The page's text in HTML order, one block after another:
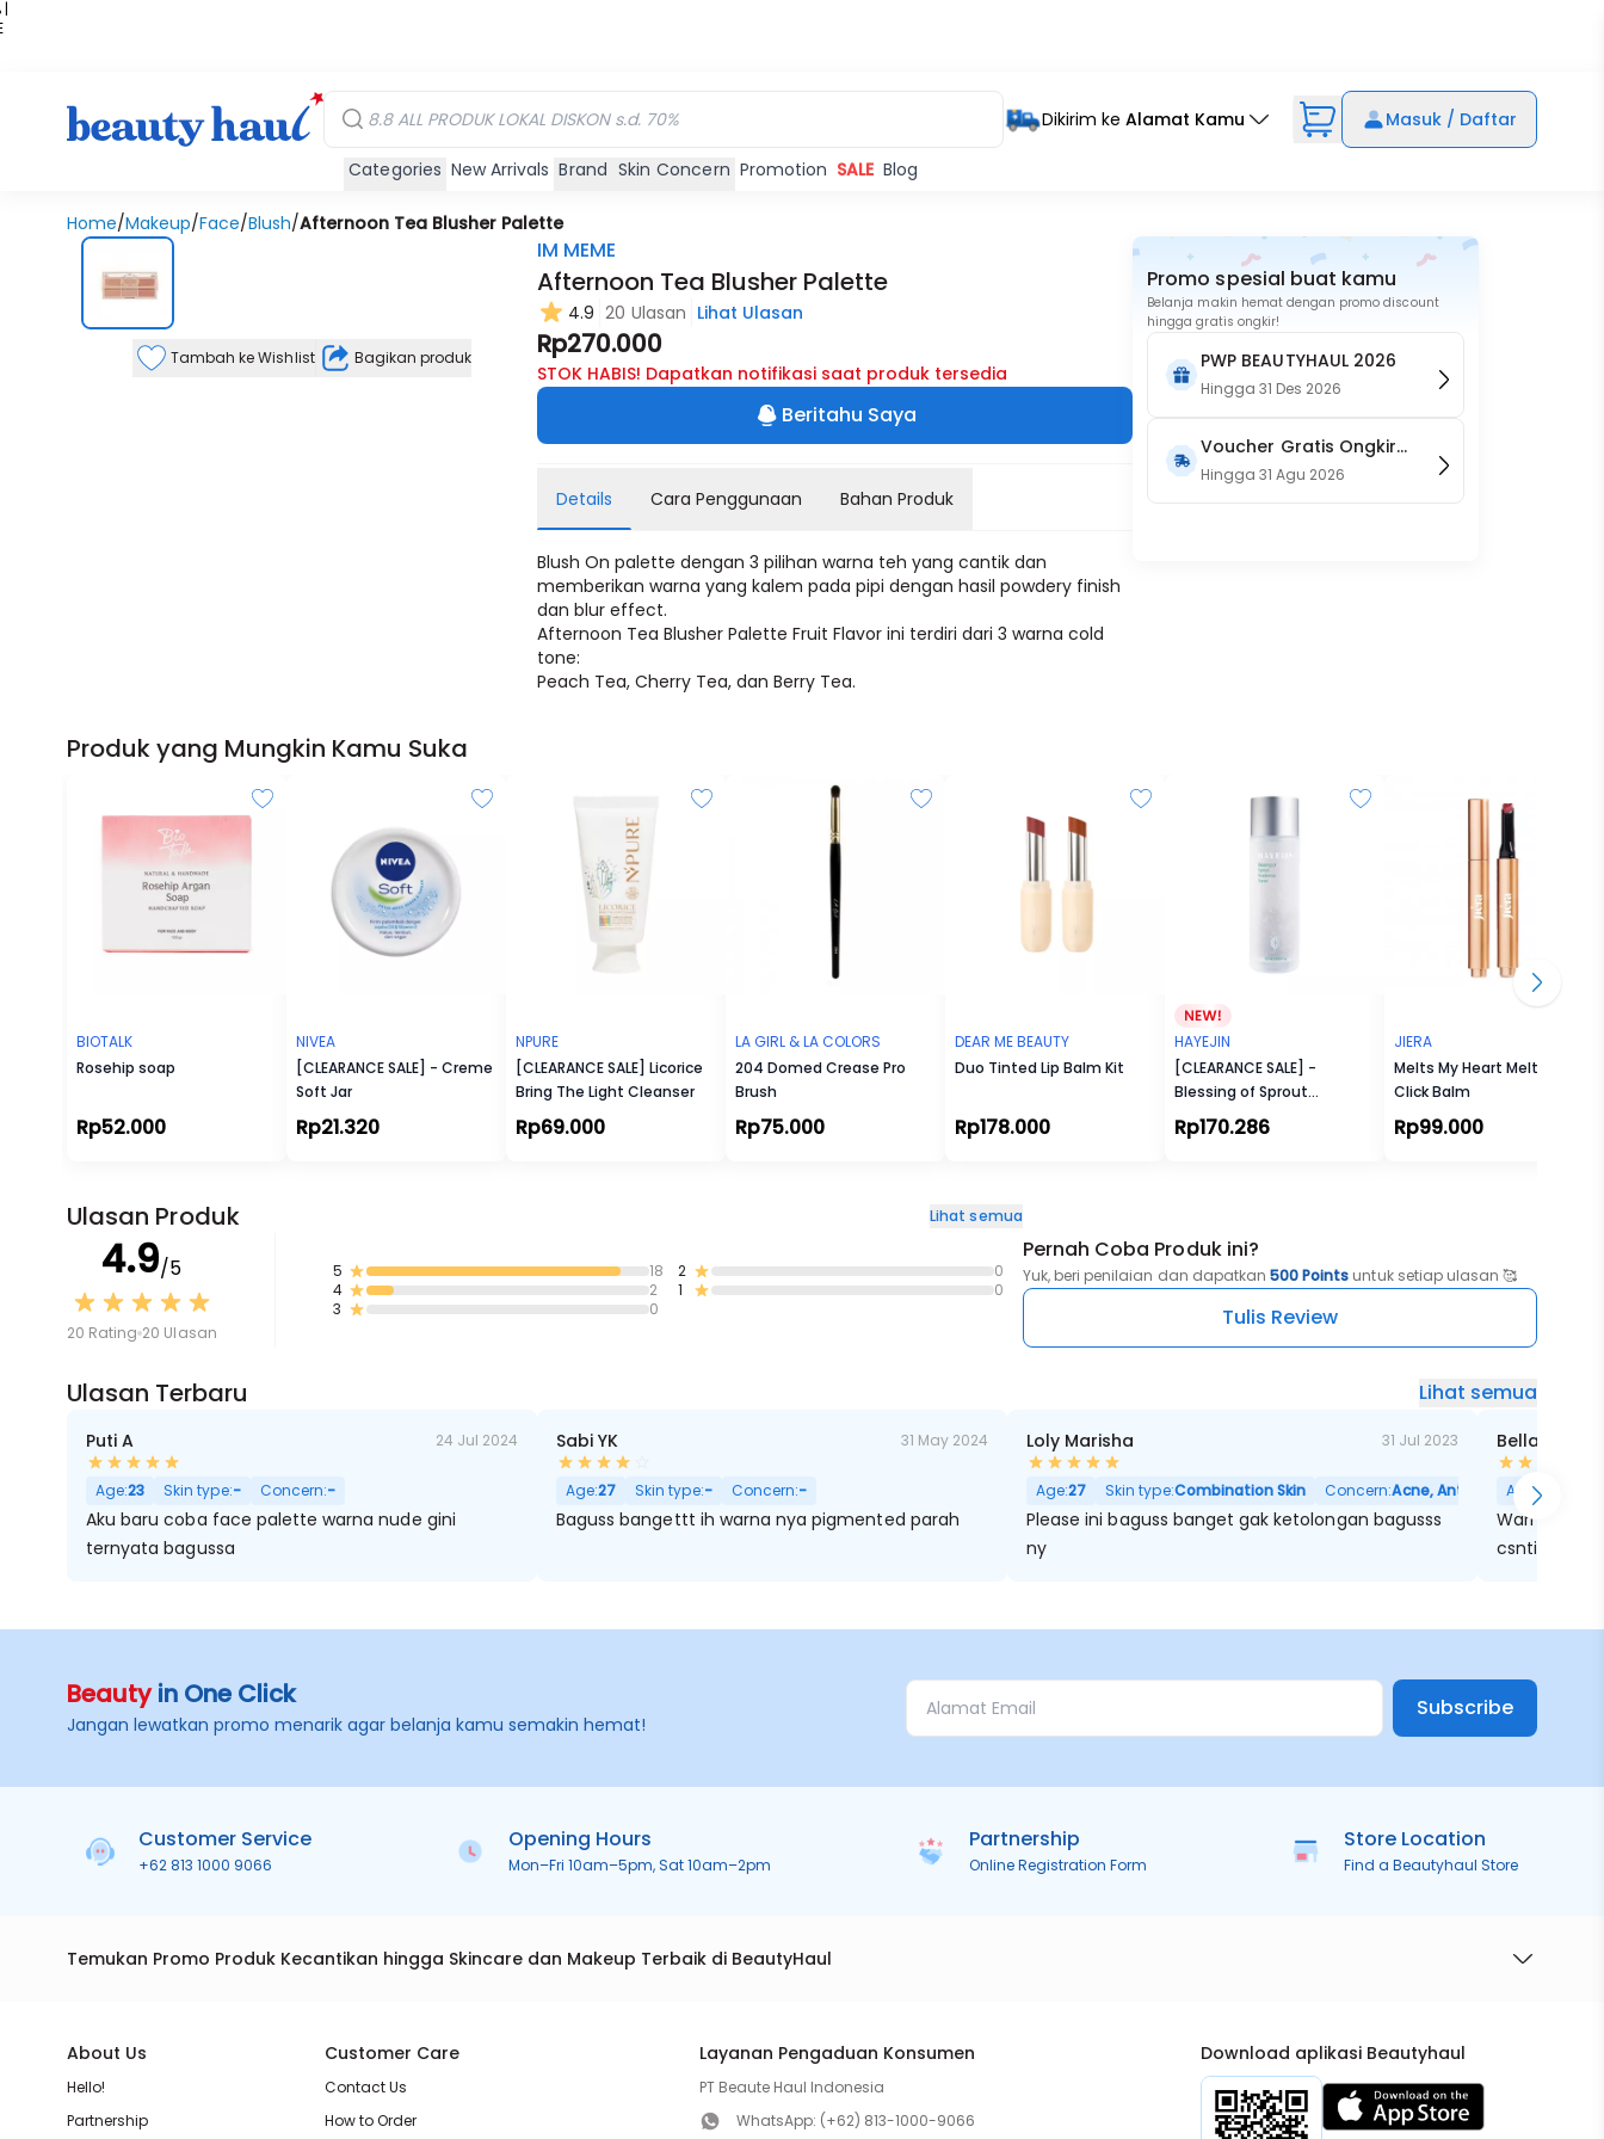
|
Dikirim ke Alamat Kamu Masuk / Daftar
Categories New Arrivals Brand Skin Concern Promotion SALE Blog
Home/Makeup/Face/Blush/Afternoon Tea Blusher Palette
Tambah ke Wishlist Bagikan produk
IM MEME
Afternoon Tea Blusher Palette
4.9 20 Ulasan Lihat Ulasan
Rp270.000
STOK HABIS! Dapatkan notifikasi saat produk tersedia
Beritahu Saya
Details Cara Penggunaan Bahan Produk
Blush On palette dengan 3 pilihan warna teh yang cantik dan
memberikan warna yang kalem pada pipi dengan hasil powdery finish
dan blur effect.
Afternoon Tea Blusher Palette Fruit Flavor ini terdiri dari 3 warna cold
tone:
Peach Tea, Cherry Tea, dan Berry Tea.
Promo spesial buat kamu
Belanja makin hemat dengan promo discount
hingga gratis ongkir!
PWP BEAUTYHAUL 2026
Hingga31 Des 2026
Voucher Gratis Ongkir
15RB (Only on Website)
Hingga31 Agu 2026
Produk yang Mungkin Kamu Suka
BIOTALK
Rosehip soap
Rp52.000
NIVEA
[CLEARANCE SALE] - Creme
Soft Jar
Rp21.320
NPURE
[CLEARANCE SALE] Licorice
Bring The Light Cleanser
Rp69.000
LA GIRL & LA COLORS
204 Domed Crease Pro
Brush
Rp75.000
DEAR ME BEAUTY
Duo Tinted Lip Balm Kit
Rp178.000
HAYEJIN
[CLEARANCE SALE] -
Blessing of Sprout
Radiance Toner
Rp170.286
JIERA
Melts My Heart Melting
Click Balm
Rp99.000
Ulasan Produk Lihat semua
4.9/5
20 Rating 20 Ulasan
5
18
4
2
3
0
2
0
1
0
Pernah Coba Produk ini?
Yuk, beri penilaian dan dapatkan 500 Points untuk setiap ulasan 🥰
Tulis Review
Ulasan Terbaru Lihat semua
Puti A 24 Jul 2024
Age:23 Skin type:- Concern:-
Aku baru coba face palette warna nude gini
ternyata bagussa
Sabi YK 31 May 2024
Age:27 Skin type:- Concern:-
Baguss bangettt ih warna nya pigmented parah
Loly Marisha 31 Jul 2023
Age:27 Skin type:Combination Skin Concern:Acne, Anti Aging, Noda
Please ini baguss banget gak ketolongan bagusss
ny
Bella
Age:30
Warna
csntik di
Beautyin One Click
Jangan lewatkan promo menarik agar belanja kamu semakin hemat!
Subscribe
Customer Service
+62 813 1000 9066
Opening Hours
Mon–Fri 10am–5pm, Sat 10am–2pm
Partnership
Online Registration Form
Store Location
Find a Beautyhaul Store
Temukan Promo Produk Kecantikan hingga Skincare dan Makeup Terbaik di BeautyHaul
About Us
Hello!
Partnership
Customer Care
Contact Us
How to Order
Layanan Pengaduan Konsumen
PT Beaute Haul Indonesia
WhatsApp: (+62) 813-1000-9066
Download aplikasi Beautyhaul